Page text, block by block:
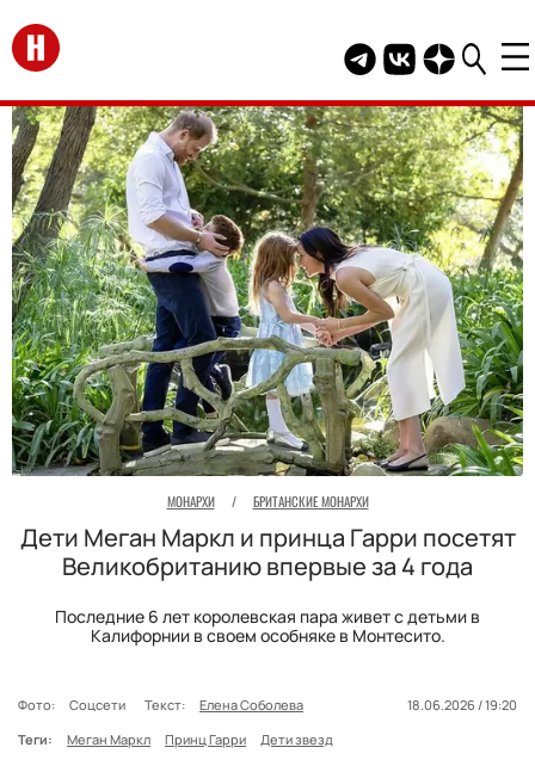
Перейти на главную
Telegram канал
Группа HELLO
Канал
МОНАРХИ / БРИТАНСКИЕ МОНАРХИ
Дети Меган Маркл и принца Гарри посетят
Великобританию впервые за 4 года
Последние 6 лет королевская пара живет с детьми в
Калифорнии в своем особняке в Монтесито.
Фото: Соцсети Текст: Елена Соболева
18.06.2026 / 19:20
Теги:
Меган Маркл Принц Гарри Дети звезд